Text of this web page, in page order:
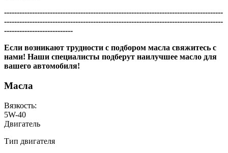
--------------------------------------------------------------------------------------
--------------------------------------------------------------------------------------
---------------------------
Если возникают трудности с подбором масла свяжитесь с
нами! Наши специалисты подберут наилучшее масло для
вашего автомобиля!
Масла
Вязкость:
5W-40
Двигатель
Тип двигателя